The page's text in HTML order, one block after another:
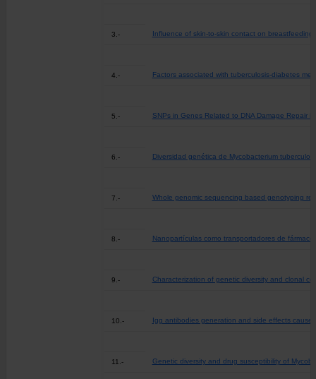
3.- Influence of skin-to-skin contact on
4.- Factors associated with tuberculosis-diabetes
5.- SNPs in Genes Related to DNA Damage Repair
6.- Diversidad genética de Mycobacterium
7.- Whole genomic sequencing based genotyping
8.- Nanopartículas como transportadores de
9.- Characterization of genetic diversity and clonal
10.- Igg antibodies generation and side effects
11.- Genetic diversity and drug susceptibility of